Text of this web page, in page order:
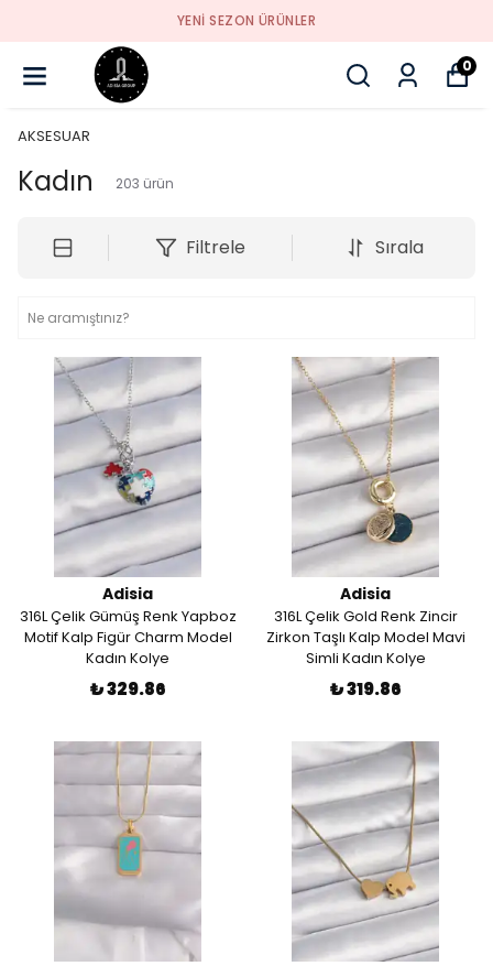
YENI SEZON ÜRÜNLER
0
AKSESUAR
Kadın 203 ürün
Filtrele Sırala
Adisia
316L Çelik Gümüş Renk Yapboz
Motif Kalp Figür Charm Model
Kadın Kolye
₺ 329.86
Adisia
316L Çelik Gold Renk Zincir
Zirkon Taşlı Kalp Model Mavi
Simli Kadın Kolye
₺ 319.86